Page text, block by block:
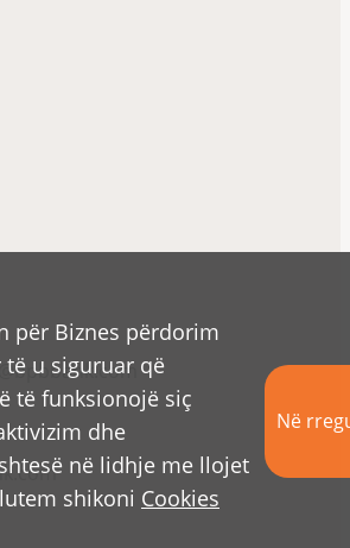
për Biznes përdorim
të u siguruar që
të funksionojë siç
dhe
në lidhje me llojet
shikoni Cookies
Në